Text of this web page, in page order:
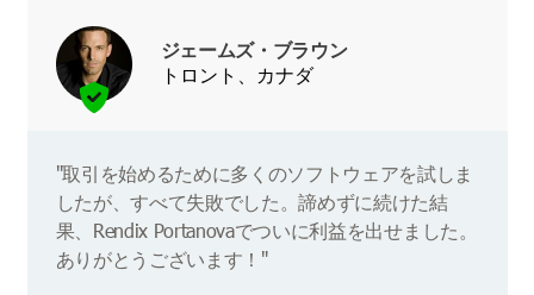
ジェームズ・ブラウン
トロント、カナダ
"取引を始めるために多くのソフトウェアを試しま
したが、すべて失敗でした。諦めずに続けた結
果、Rendix Portanovaでついに利益を出せました。
ありがとうございます！"